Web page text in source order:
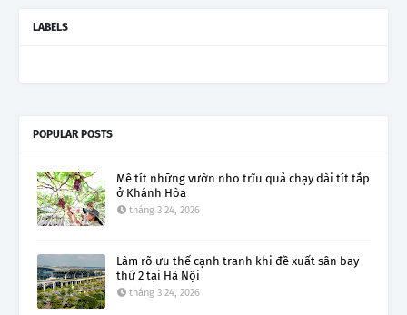
LABELS
POPULAR POSTS
Mê tít những vườn nho trĩu quả chạy dài tít tắp
ở Khánh Hòa
tháng 3 24, 2026
Làm rõ ưu thế cạnh tranh khi đề xuất sân bay
thứ 2 tại Hà Nội
tháng 3 24, 2026